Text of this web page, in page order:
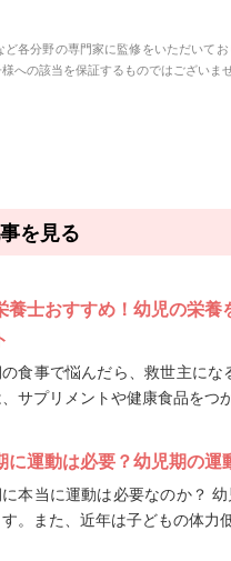
各分野の専門家に監修をいただいて
への該当を保証するものではございませ
を見る
養士おすすめ！幼児の栄養
食事で悩んだら、救世主に
サプリメントや健康食品をつ
に運動は必要？幼児期の運
本当に運動は必要なのか？
す。また、近年は子どもの体力